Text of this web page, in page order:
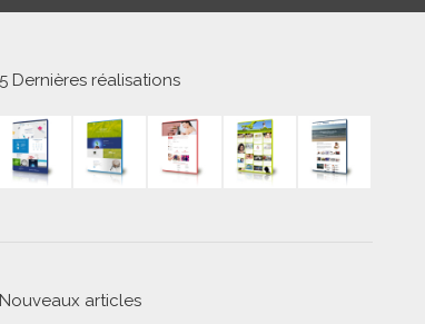
5 Dernières réalisations
Nouveaux articles